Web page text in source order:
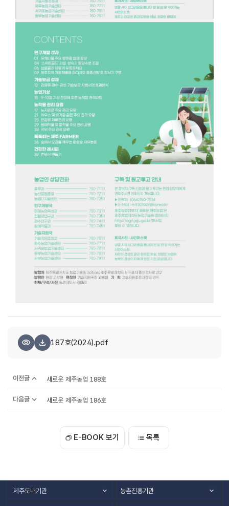
187호(2024).pdf
이전글 새로운 제주농업 188호
다음글 새로운 제주농업 186호
E-BOOK 보기 목록
제주도내기관 농촌진흥기관